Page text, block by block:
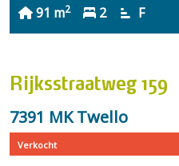
91 m2 2 F
Rijksstraatweg 159
7391 MK Twello
Verkocht